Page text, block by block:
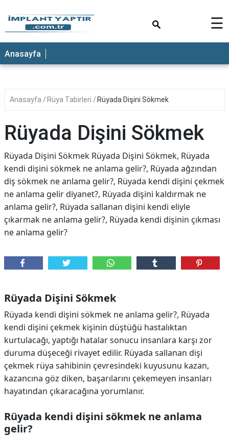
☰
Anasayfa
Anasayfa Rüya Tabirleri Rüyada Dişini Sökmek
Rüyada Dişini Sökmek
Rüyada Dişini Sökmek Rüyada Dişini Sökmek, Rüyada
kendi dişini sökmek ne anlama gelir?, Rüyada ağzından
diş sökmek ne anlama gelir?, Rüyada kendi dişini çekmek
ne anlama gelir diyanet?, Rüyada dişini kaldırmak ne
anlama gelir?, Rüyada sallanan dişini kendi eliyle
çıkarmak ne anlama gelir?, Rüyada kendi dişinin çıkması
ne anlama gelir?
Rüyada Dişini Sökmek
Rüyada kendi dişini sökmek ne anlama gelir?, Rüyada
kendi dişini çekmek kişinin düştüğü hastalıktan
kurtulacağı, yaptığı hatalar sonucu insanlara karşı zor
duruma düşeceği rivayet edilir. Rüyada sallanan dişi
çekmek rüya sahibinin çevresindeki kuyusunu kazan,
kazancına göz diken, başarılarını çekemeyen insanları
hayatından çıkaracağına yorumlanır.
Rüyada kendi dişini sökmek ne anlama
gelir?